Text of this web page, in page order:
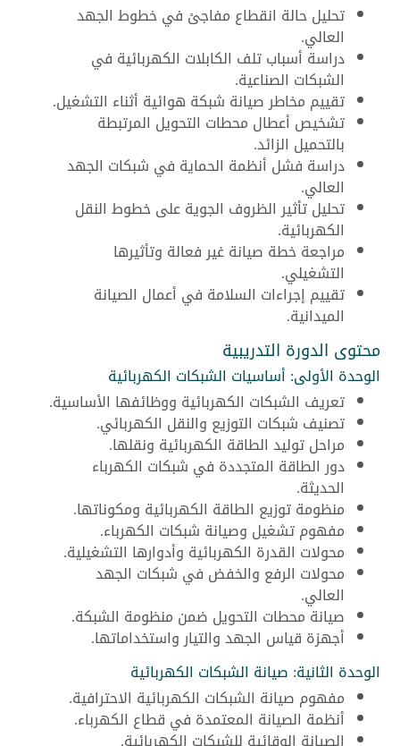
تحليل حالة انقطاع مفاجئ في خطوط الجهد
العالي.
دراسة أسباب تلف الكابلات الكهربائية في
الشبكات الصناعية.
تقييم مخاطر صيانة شبكة هوائية أثناء التشغيل.
تشخيص أعطال محطات التحويل المرتبطة
بالتحميل الزائد.
دراسة فشل أنظمة الحماية في شبكات الجهد
العالي.
تحليل تأثير الظروف الجوية على خطوط النقل
الكهربائية.
مراجعة خطة صيانة غير فعالة وتأثيرها
التشغيلي.
تقييم إجراءات السلامة في أعمال الصيانة
الميدانية.
محتوى الدورة التدريبية
الوحدة الأولى: أساسيات الشبكات الكهربائية
تعريف الشبكات الكهربائية ووظائفها الأساسية.
تصنيف شبكات التوزيع والنقل الكهربائي.
مراحل توليد الطاقة الكهربائية ونقلها.
دور الطاقة المتجددة في شبكات الكهرباء
الحديثة.
منظومة توزيع الطاقة الكهربائية ومكوناتها.
مفهوم تشغيل وصيانة شبكات الكهرباء.
محولات القدرة الكهربائية وأدوارها التشغيلية.
محولات الرفع والخفض في شبكات الجهد
العالي.
صيانة محطات التحويل ضمن منظومة الشبكة.
أجهزة قياس الجهد والتيار واستخداماتها.
الوحدة الثانية: صيانة الشبكات الكهربائية
مفهوم صيانة الشبكات الكهربائية الاحترافية.
أنظمة الصيانة المعتمدة في قطاع الكهرباء.